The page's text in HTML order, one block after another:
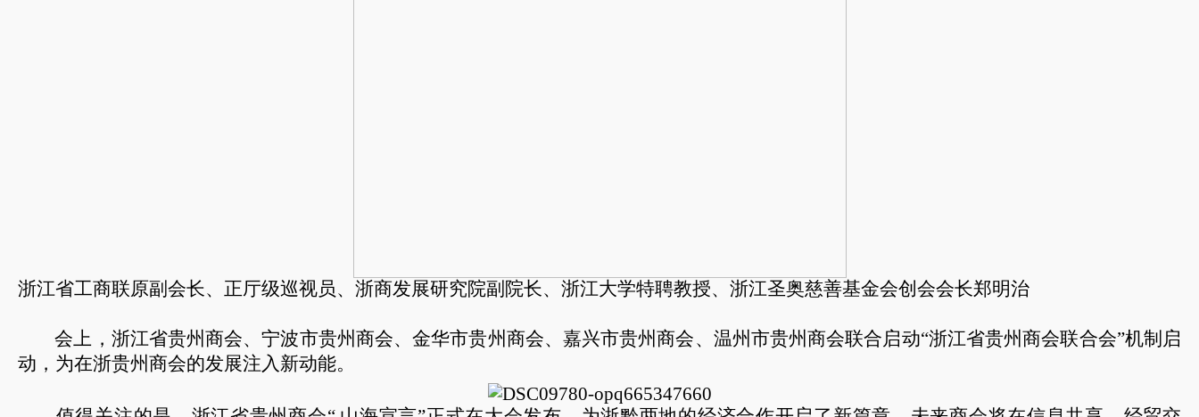
浙江省工商联原副会长、正厅级巡视员、浙商发展研究院副院长、浙江大学特聘教授、浙江圣奥慈善基金会创会会长郑明治
会上，浙江省贵州商会、宁波市贵州商会、金华市贵州商会、嘉兴市贵州商会、温州市贵州商会联合启动“浙江省贵州商会联合会”机制启
动，为在浙贵州商会的发展注入新动能。